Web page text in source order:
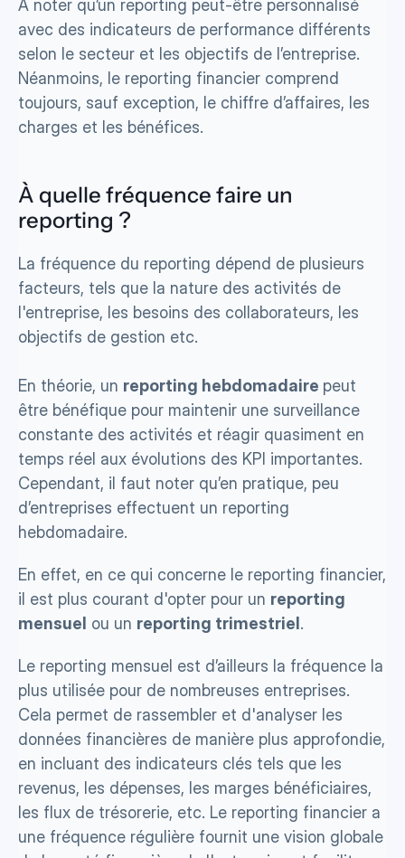
À noter qu’un reporting peut-être personnalisé
avec des indicateurs de performance différents
selon le secteur et les objectifs de l’entreprise.
Néanmoins, le reporting financier comprend
toujours, sauf exception, le chiffre d’affaires, les
charges et les bénéfices.
À quelle fréquence faire un
reporting ?
La fréquence du reporting dépend de plusieurs
facteurs, tels que la nature des activités de
l'entreprise, les besoins des collaborateurs, les
objectifs de gestion etc.
En théorie, un reporting hebdomadaire peut
être bénéfique pour maintenir une surveillance
constante des activités et réagir quasiment en
temps réel aux évolutions des KPI importantes.
Cependant, il faut noter qu’en pratique, peu
d’entreprises effectuent un reporting
hebdomadaire.
En effet, en ce qui concerne le reporting financier,
il est plus courant d'opter pour un reporting
mensuel ou un reporting trimestriel.
Le reporting mensuel est d’ailleurs la fréquence la
plus utilisée pour de nombreuses entreprises.
Cela permet de rassembler et d'analyser les
données financières de manière plus approfondie,
en incluant des indicateurs clés tels que les
revenus, les dépenses, les marges bénéficiaires,
les flux de trésorerie, etc. Le reporting financier a
une fréquence régulière fournit une vision globale